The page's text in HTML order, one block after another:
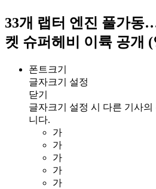
33개 랩터 엔진 풀가동
켓 슈퍼헤비 이륙 공개
폰트크기
글자크기 설정
닫기
글자크기 설정 시 다른 기사
니다.
가
가
가
가
가